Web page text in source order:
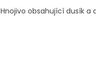
Hnojivo obsahující dusík a